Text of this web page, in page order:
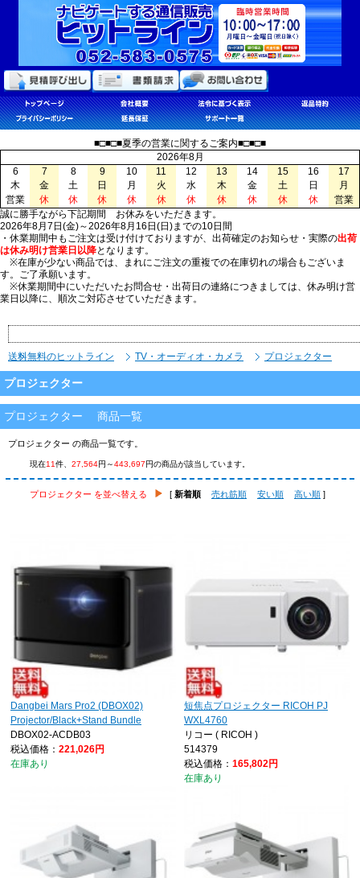
■□■□■夏季の営業に関するご案内■□■□■
2026年8月
6
7 8 9 10 11 12 13 14 15 16
17
木
金 土 日 月 火 水 木 金 土 日
月
営業
休 休 休 休 休 休 休 休 休 休
営業
誠に勝手ながら下記期間 お休みをいただきます。
2026年8月7日(金)～2026年8月16日(日)までの10日間
・休業期間中もご注文は受け付けておりますが、出荷確定のお知らせ・実際の出荷
は休み明け営業日以降となります。
※在庫が少ない商品では、まれにご注文の重複での在庫切れの場合もございま
す。ご了承願います。
※休業期間中にいただいたお問合せ・出荷日の連絡につきましては、休み明け営
業日以降に、順次ご対応させていただきます。
送料無料のヒットライン TV・オーディオ・カメラ プロジェクター
プロジェクター
プロジェクター 商品一覧
プロジェクター の商品一覧です。
現在11件、 27,564円～443,697円の商品が該当しています。
プロジェクター を並べ替える [ 新着順 売れ筋順 安い順 高い順 ]
Dangbei Mars Pro2 (DBOX02)
Projector/Black+Stand Bundle
DBOX02-ACDB03
税込価格： 221,026円
在庫あり
短焦点プロジェクター RICOH PJ
WXL4760
リコー ( RICOH )
514379
税込価格： 165,802円
在庫あり